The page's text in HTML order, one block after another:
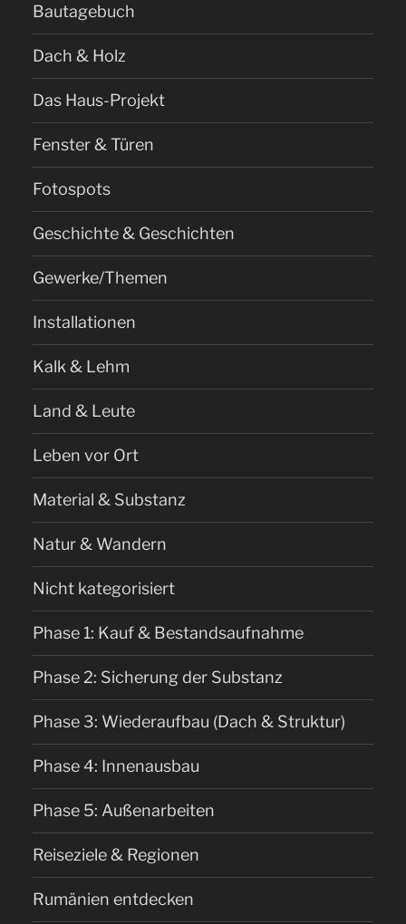
Bautagebuch
Dach & Holz
Das Haus-Projekt
Fenster & Türen
Fotospots
Geschichte & Geschichten
Gewerke/Themen
Installationen
Kalk & Lehm
Land & Leute
Leben vor Ort
Material & Substanz
Natur & Wandern
Nicht kategorisiert
Phase 1: Kauf & Bestandsaufnahme
Phase 2: Sicherung der Substanz
Phase 3: Wiederaufbau (Dach & Struktur)
Phase 4: Innenausbau
Phase 5: Außenarbeiten
Reiseziele & Regionen
Rumänien entdecken